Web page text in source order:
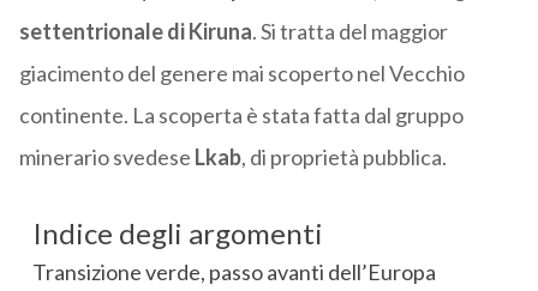
settentrionale di Kiruna. Si tratta del maggior
giacimento del genere mai scoperto nel Vecchio
continente. La scoperta è stata fatta dal gruppo
minerario svedese Lkab, di proprietà pubblica.
Indice degli argomenti
Transizione verde, passo avanti dell’Europa